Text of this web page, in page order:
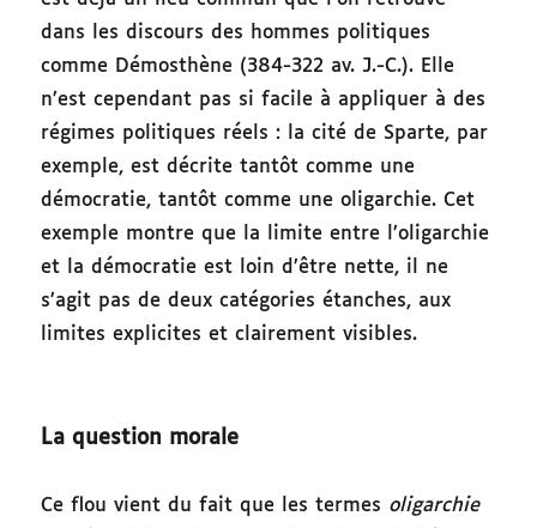
dans les discours des hommes politiques
comme Démosthène (384-322 av. J.-C.). Elle
n’est cependant pas si facile à appliquer à des
régimes politiques réels : la cité de Sparte, par
exemple, est décrite tantôt comme une
démocratie, tantôt comme une oligarchie. Cet
exemple montre que la limite entre l’oligarchie
et la démocratie est loin d’être nette, il ne
s’agit pas de deux catégories étanches, aux
limites explicites et clairement visibles.
La question morale
Ce flou vient du fait que les termes oligarchie